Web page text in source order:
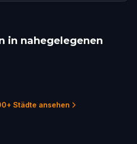
in nahegelegenen
Städte ansehen